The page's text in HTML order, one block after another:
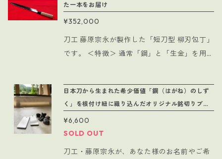
た一本をお届け
¥352,000
刀工 藤原宗永が製作した「短刀型 柳刃包丁」
です。 ＜特徴＞ 通常「鋼」と「生金」を用い
古来からの伝統技術である日本刀製法によっ
て造られた実用品です。 日本刀研磨の工程も
行なっているため、見た目も美しい、まるで
短刀のような包丁となっています。 ＜お取り
扱いについて＞ ・水気がついた際はすぐにふ
日本刀から生まれた希少価値「鋼（はがね）のしず
く」を根付け紐に織り込んだオリジナル銘切りプレ
ート（受注生産のみ）
¥6,600
SOLD OUT
刀工・藤原宗永が、あなた様のお名前やご希